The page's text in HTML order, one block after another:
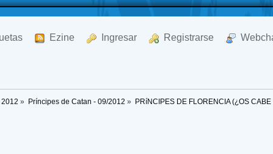
Ezine Ingresar Registrarse
2012 » Príncipes de Catan - 09/2012 » PRíNCIPES DE FLORENCIA (¿OS CABE